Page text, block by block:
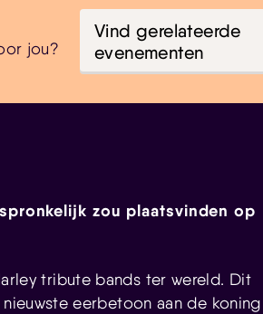
jou?
Vind gerelateerde
evenementen
zou plaatsvinden op
tribute bands ter wereld. Dit
nieuwste eerbetoon aan de koning